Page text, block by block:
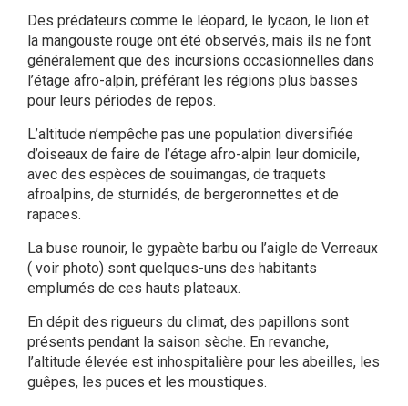
Des prédateurs comme le léopard, le lycaon, le lion et
la mangouste rouge ont été observés, mais ils ne font
généralement que des incursions occasionnelles dans
l’étage afro-alpin, préférant les régions plus basses
pour leurs périodes de repos.
L’altitude n’empêche pas une population diversifiée
d’oiseaux de faire de l’étage afro-alpin leur domicile,
avec des espèces de souimangas, de traquets
afroalpins, de sturnidés, de bergeronnettes et de
rapaces.
La buse rounoir, le gypaète barbu ou l’aigle de Verreaux
( voir photo) sont quelques-uns des habitants
emplumés de ces hauts plateaux.
En dépit des rigueurs du climat, des papillons sont
présents pendant la saison sèche. En revanche,
l’altitude élevée est inhospitalière pour les abeilles, les
guêpes, les puces et les moustiques.